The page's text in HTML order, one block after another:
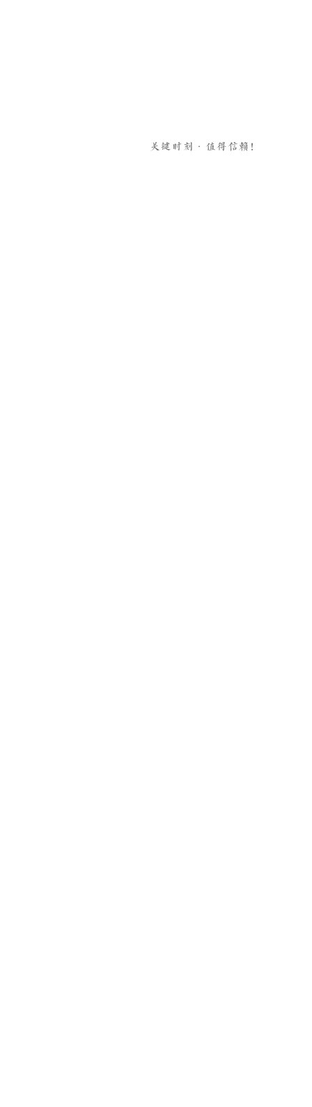
关键时刻·值得信赖！